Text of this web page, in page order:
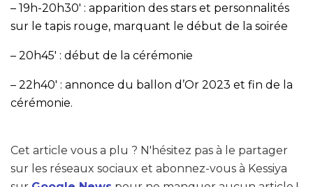
– 19h-20h30′ : apparition des stars et personnalités
sur le tapis rouge, marquant le début de la soirée
– 20h45′ : début de la cérémonie
– 22h40′ : annonce du ballon d’Or 2023 et fin de la
cérémonie.
Cet article vous a plu ? N'hésitez pas à le partager
sur les réseaux sociaux et abonnez-vous à Kessiya